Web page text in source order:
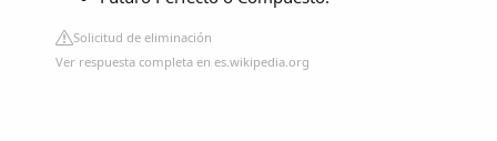
Solicitud de eliminación
Ver respuesta completa en es.wikipedia.org